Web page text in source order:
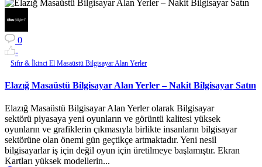
0
-
Sıfır & İkinci El Masaüstü Bilgisayar Alan Yerler
Elazığ Masaüstü Bilgisayar Alan Yerler – Nakit Bilgisayar Satın
Elazığ Masaüstü Bilgisayar Alan Yerler olarak Bilgisayar
sektörü piyasaya yeni oyunların ve görüntü kalitesi yüksek
oyunların ve grafiklerin çıkmasıyla birlikte insanların bilgisayar
sektörüne olan önemi gün geçtikçe artmaktadır. Yeni nesil
bilgisayarlar iş için değil oyun için üretilmeye başlamıştır. Ekran
Kartları yüksek modellerin...